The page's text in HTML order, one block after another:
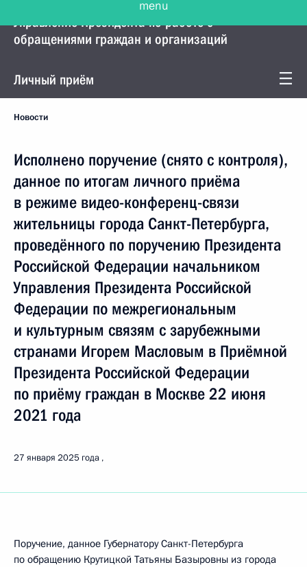
Управление Президента по работе с
обращениями граждан и организаций
Личный приём
Новости
Исполнено поручение (снято с контроля),
данное по итогам личного приёма
в режиме видео-конференц-связи
жительницы города Санкт-Петербурга,
проведённого по поручению Президента
Российской Федерации начальником
Управления Президента Российской
Федерации по межрегиональным
и культурным связям с зарубежными
странами Игорем Масловым в Приёмной
Президента Российской Федерации
по приёму граждан в Москве 22 июня
2021 года
27 января 2025 года
Поручение, данное Губернатору Санкт-Петербурга
по обращению Крутицкой Татьяны Базыровны из города